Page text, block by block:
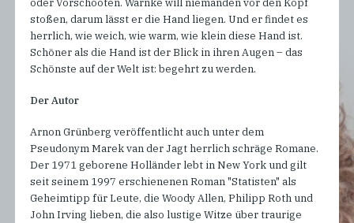
stoßen, darum lässt er die Hand liegen. Und er findet es
herrlich, wie weich, wie warm, wie klein diese Hand ist.
Schöner als die Hand ist der Blick in ihren Augen – das
Schönste auf der Welt ist: begehrt zu werden.
Der Autor
Arnon Grünberg veröffentlicht auch unter dem
Pseudonym Marek van der Jagt herrlich schräge Romane.
Der 1971 geborene Holländer lebt in New York und gilt
seit seinem 1997 erschienenen Roman "Statisten" als
Geheimtipp für Leute, die Woody Allen, Philipp Roth und
John Irving lieben, die also lustige Witze über traurige